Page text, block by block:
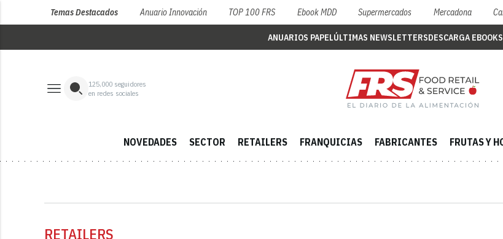
Temas Destacados Anuario Innovación TOP 100 FRS Ebook MDD Supermercados Mercadona
ANUARIOS PAPELÚLTIMAS NEWSLETTERSDESCARGA EBOOKS
125,000 seguidores
en redes sociales
NOVEDADES SECTOR RETAILERS FRANQUICIAS FABRICANTES FRUTAS Y
RETAILERS